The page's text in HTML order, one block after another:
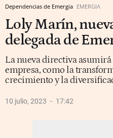
Dependencias de Emergia EMERGIA
Loly Marín,
delegada de
La nueva directiva
empresa, como la
crecimiento y la
10 julio, 2023 17:42